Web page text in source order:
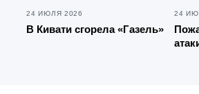
24 ИЮЛЯ 2026
В Кивати сгорела «Газель»
24